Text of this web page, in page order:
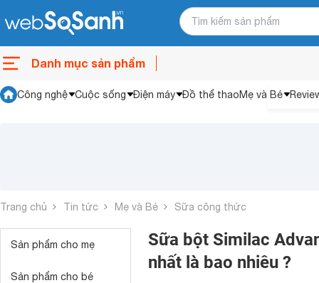
Danh mục sản phẩm
Công nghệ Cuộc sống Điện máy Đồ thể thaoMẹ và Bé
Trang chủ Tin tức Mẹ và Bé Sữa công thức
Sản phẩm cho mẹ
Sản phẩm cho bé
Sữa bột Similac
nhất là bao nhiêu ?